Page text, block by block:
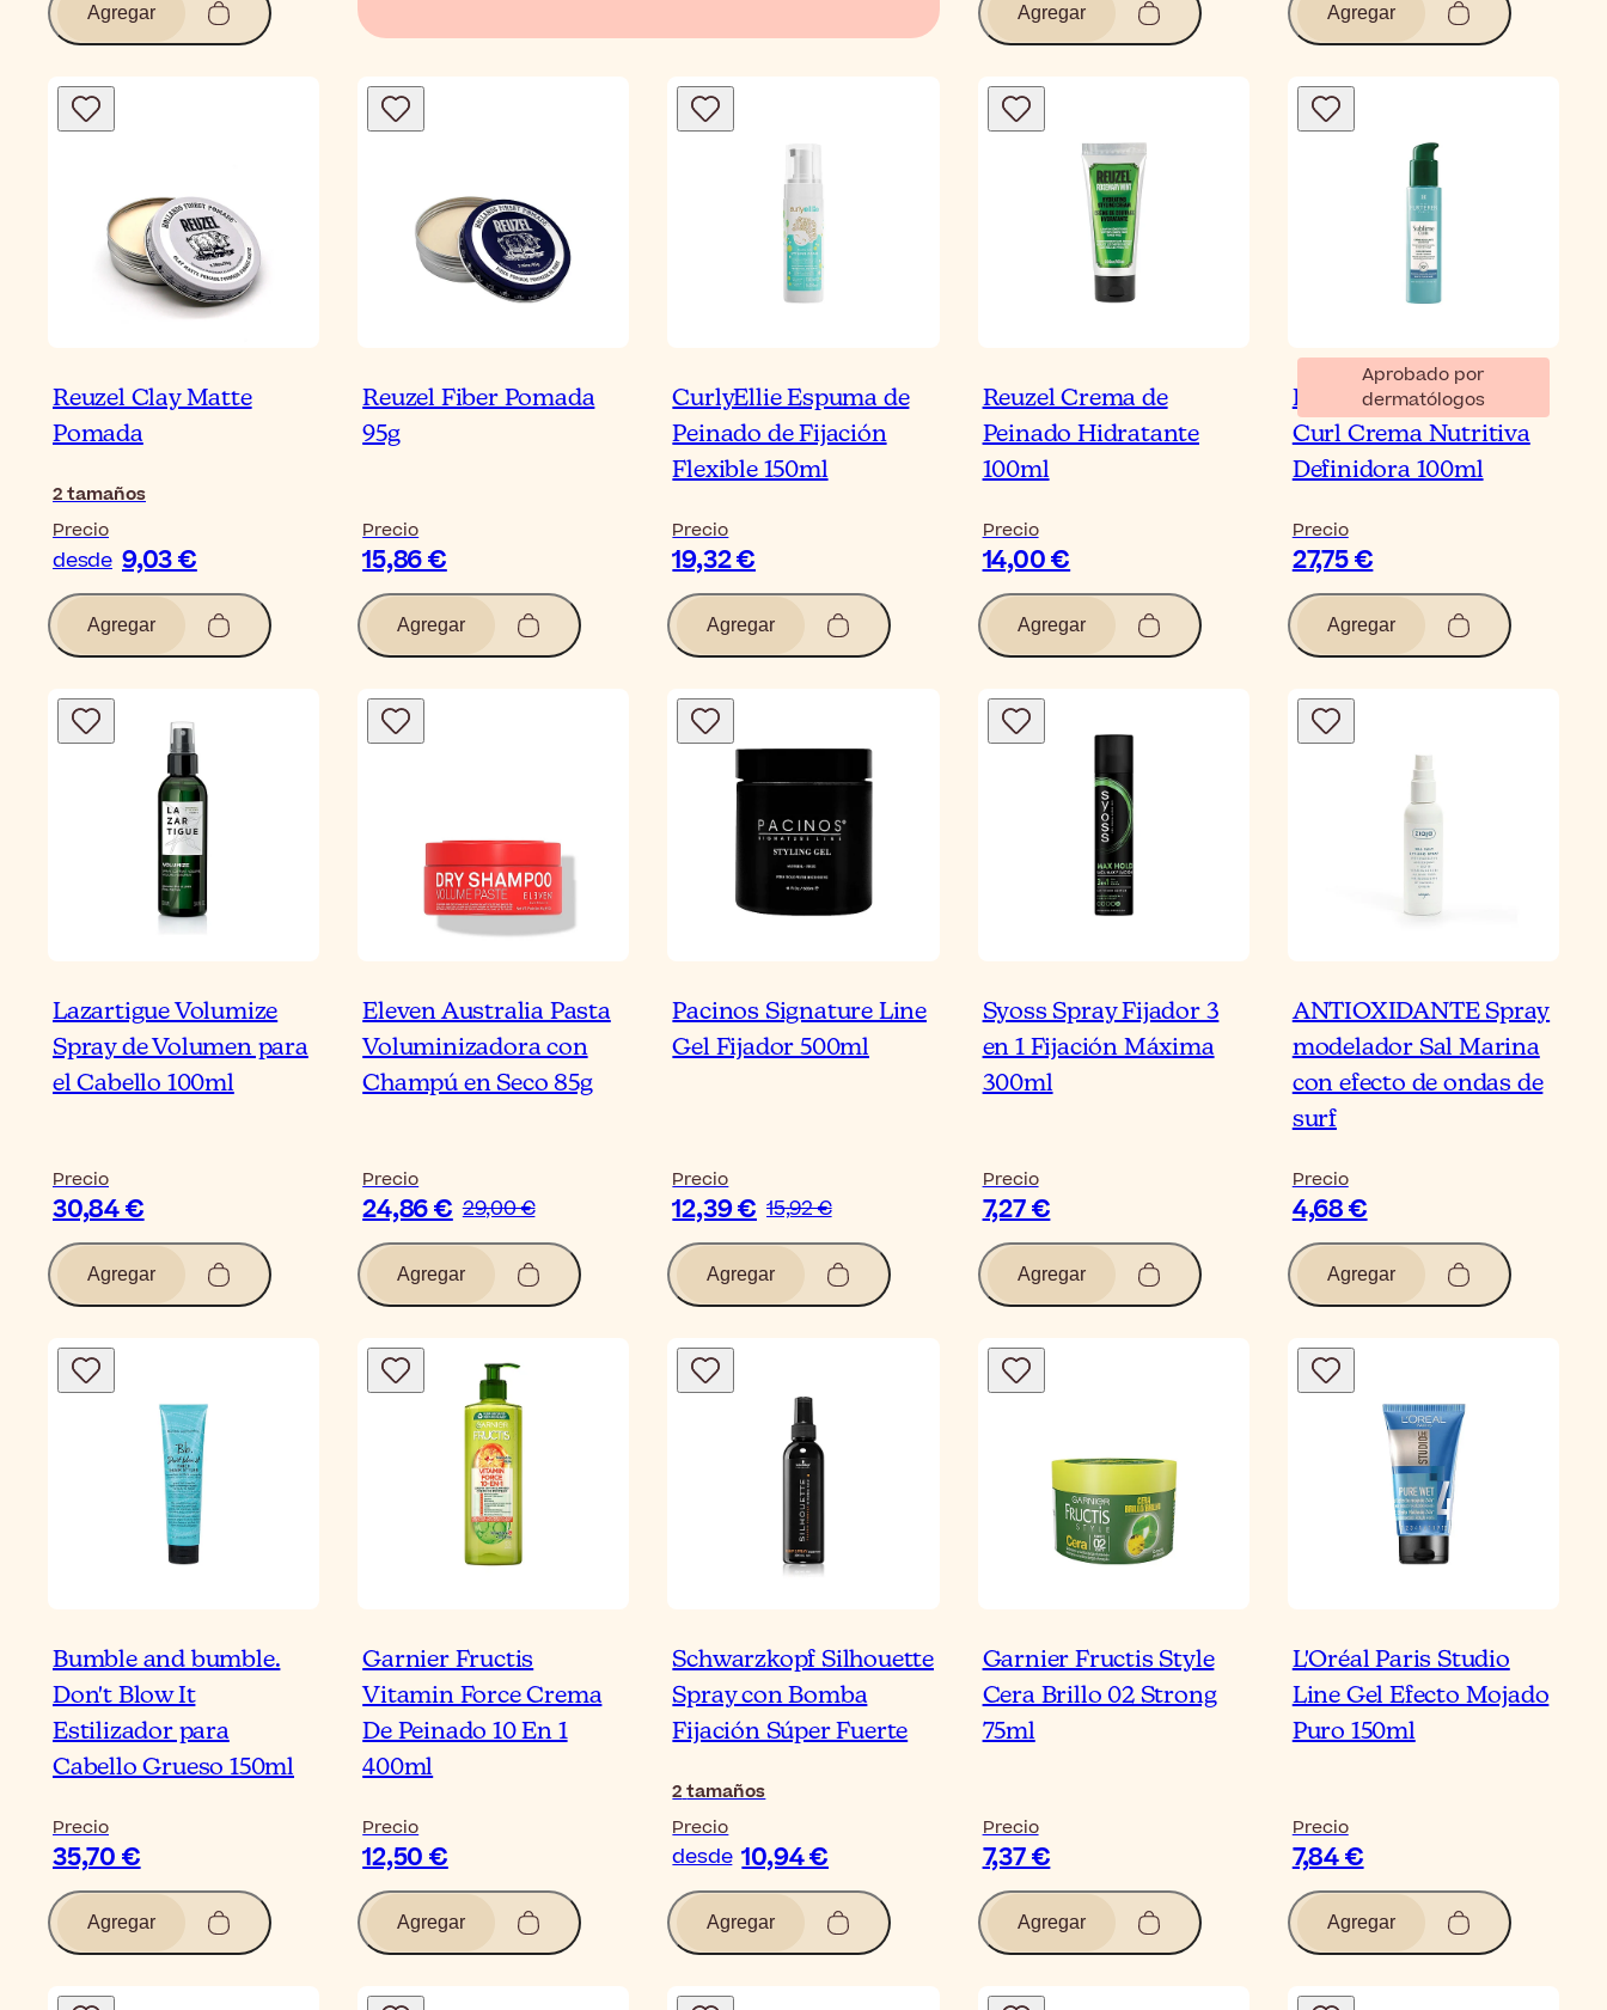
Agregar Agregar Agregar
Reuzel Clay Matte
Pomada
2tamaños
Precio
desde 9,03 €
Agregar
Reuzel Fiber Pomada
95g
Precio
15,86 €
Agregar
CurlyEllie Espuma de
Peinado de Fijación
Flexible 150ml
Precio
19,32 €
Agregar
Reuzel Crema de
Peinado Hidratante
100ml
Precio
14,00 €
Agregar
Aprobado por
dermatólogos
René Furterer Sublime
Curl Crema Nutritiva
Definidora 100ml
Precio
27,75 €
Agregar
Lazartigue Volumize
Spray de Volumen para
el Cabello 100ml
Precio
30,84 €
Agregar
Eleven Australia Pasta
Voluminizadora con
Champú en Seco 85g
Precio
24,86 € 29,00 €
Agregar
Pacinos Signature Line
Gel Fijador 500ml
Precio
12,39 € 15,92 €
Agregar
Syoss Spray Fijador 3
en 1 Fijación Máxima
300ml
Precio
7,27 €
Agregar
ANTIOXIDANTE Spray
modelador Sal Marina
con efecto de ondas de
surf
Precio
4,68 €
Agregar
Bumble and bumble.
Don't Blow It
Estilizador para
Cabello Grueso 150ml
Precio
35,70 €
Agregar
Garnier Fructis
Vitamin Force Crema
De Peinado 10 En 1
400ml
Precio
12,50 €
Agregar
Schwarzkopf Silhouette
Spray con Bomba
Fijación Súper Fuerte
2 tamaños
Precio
desde 10,94 €
Agregar
Garnier Fructis Style
Cera Brillo 02 Strong
75ml
Precio
7,37 €
Agregar
L'Oréal Paris Studio
Line Gel Efecto Mojado
Puro 150ml
Precio
7,84 €
Agregar